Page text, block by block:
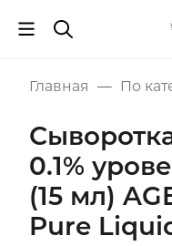
Главная По
0.1%
(15 мл)
Pure